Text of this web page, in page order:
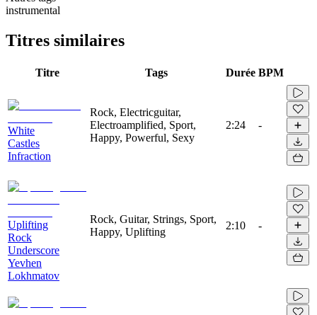
instrumental
Titres similaires
Titre Tags Durée BPM
White
Castles
Infraction
Rock, Electricguitar,
Electroamplified, Sport,
Happy, Powerful, Sexy
2:24 -
Uplifting
Rock
Underscore
Yevhen
Lokhmatov
Rock, Guitar, Strings, Sport,
Happy, Uplifting
2:10 -